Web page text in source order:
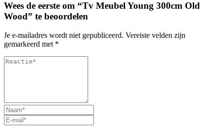
Wees de eerste om “Tv Meubel Young 300cm Old
Wood” te beoordelen
Je e-mailadres wordt niet gepubliceerd. Vereiste velden zijn
gemarkeerd met *